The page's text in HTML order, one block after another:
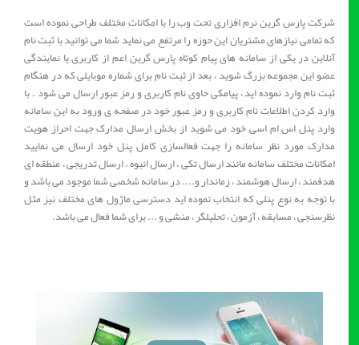
شرکت پارس گرین نرم افزاری تحت وب را با امکانات مختلف طراحی نموده است
که تمامی نیازهای مشتریان این حوزه را مرتفع می نماید شما می توانید با ثبت نام
آنلاین در یکی از سامانه های پیام کوتاه پارس گرین اعم از کاربری یا نمایندگی
عضو این مجموعه بزرگ شوید ، بعد از ثبت نام برای شماره موبایلی که در هنگام
ثبت نام وارد نموده اید ، پیامکی حاوی نام کاربری و رمز عبور ارسال می شود . با
وارد کردن اطلاعات نام کاربری و رمز عبور خود در صفحه ی ورود به این سامانه
وارد پنل اس ام اسی خود می شوید از بخش ارسال مدارک جهت احراز هویت
مدارک مورد نظر سامانه را جهت فعالسازی کامل پنل خود ارسال می نمایید
امکانات مختلف سامانه مانند ارسال تکی ، ارسال انبوه ، ارسال تدریجی ، منطقه ای
هدفمند ، ارسال هوشمند ، زماندار و.... در سامانه شخصی شما موجود می باشد و
با توجه به نوع پنلی که انتخاب نموده اید دسترسی ماژول های مختلف نیز مثل
نظرسنجی ، مسابقه ، آزمون ، تحلیلگر ، منشی و ... برای شما فعال می باشد.